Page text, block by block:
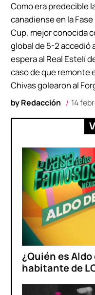
byRedacción 14
Como era predecible
canadiense en la
Cup, mejor conocida
global de 5-2 accedió
espera al Real Estelí
caso de que remonte
Chivas golearon al
¿Quién es
habitante de